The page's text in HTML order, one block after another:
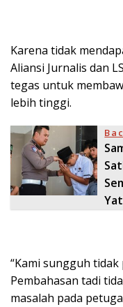
Karena tidak
Aliansi Jurnalis dan
tegas untuk
lebih tinggi.
“Kami sungguh
Pembahasan tadi
masalah pada